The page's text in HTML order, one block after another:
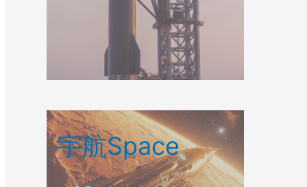
宇航Space